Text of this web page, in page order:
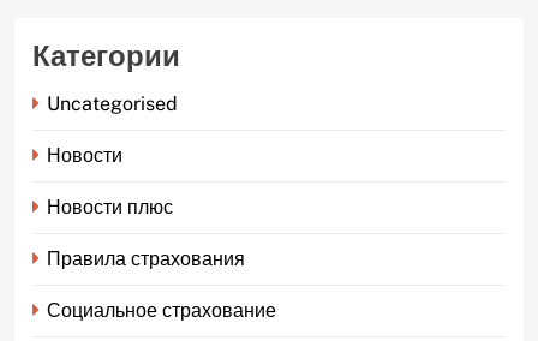
Категории
Uncategorised
Новости
Новости плюс
Правила страхования
Социальное страхование